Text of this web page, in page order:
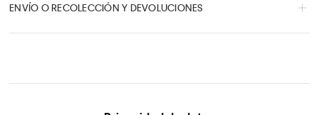
ENVÍO O RECOLECCIÓN Y DEVOLUCIONES